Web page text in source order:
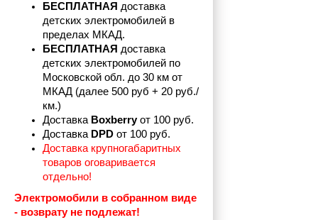
БЕСПЛАТНАЯ доставка
детских электромобилей в
пределах МКАД.
БЕСПЛАТНАЯ доставка
детских электромобилей по
Московской обл. до 30 км от
МКАД (далее 500 руб + 20 руб./
км.)
Доставка Boxberry от 100 руб.
Доставка DPD от 100 руб.
Доставка крупногабаритных
товаров оговаривается
отдельно!
Электромобили в собранном виде
- возврату не подлежат!